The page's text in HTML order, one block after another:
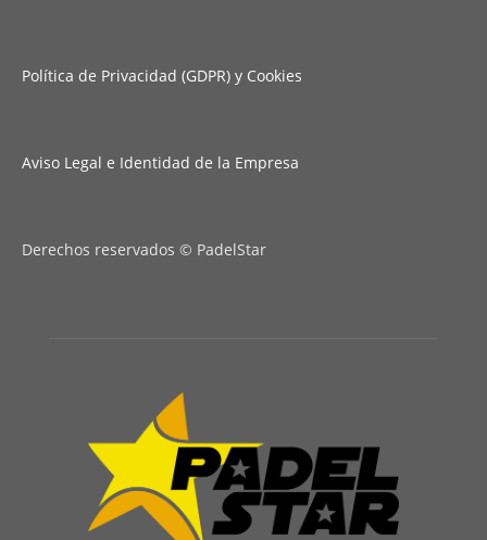
Política de Privacidad (GDPR) y Cookies
Aviso Legal e Identidad de la Empresa
Derechos reservados © PadelStar